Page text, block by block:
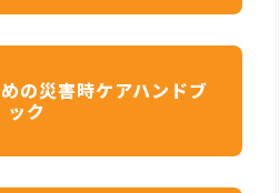
の災害時ケアハンドブ
ック